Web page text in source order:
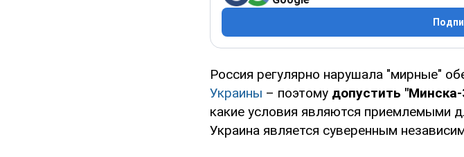
Россия регулярно нарушала "мирные"
Украины – поэтому допустить "Минска-
какие условия являются приемлемыми
Украина является суверенным